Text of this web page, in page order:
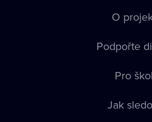
O
Podpořte
Pro
Jak